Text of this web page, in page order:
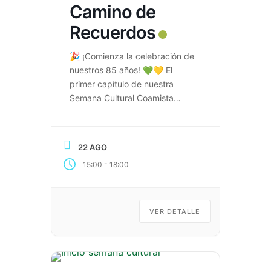
Camino de
Recuerdos
🎉 ¡Comienza la celebración de
nuestros 85 años! 💚💛 El
primer capítulo de nuestra
Semana Cultural Coamista
será el desfile que reunirá a
estudiantes, egresados,
de historia, identidad y orgullo
22 AGO
15:00 - 18:00
VER DETALLE